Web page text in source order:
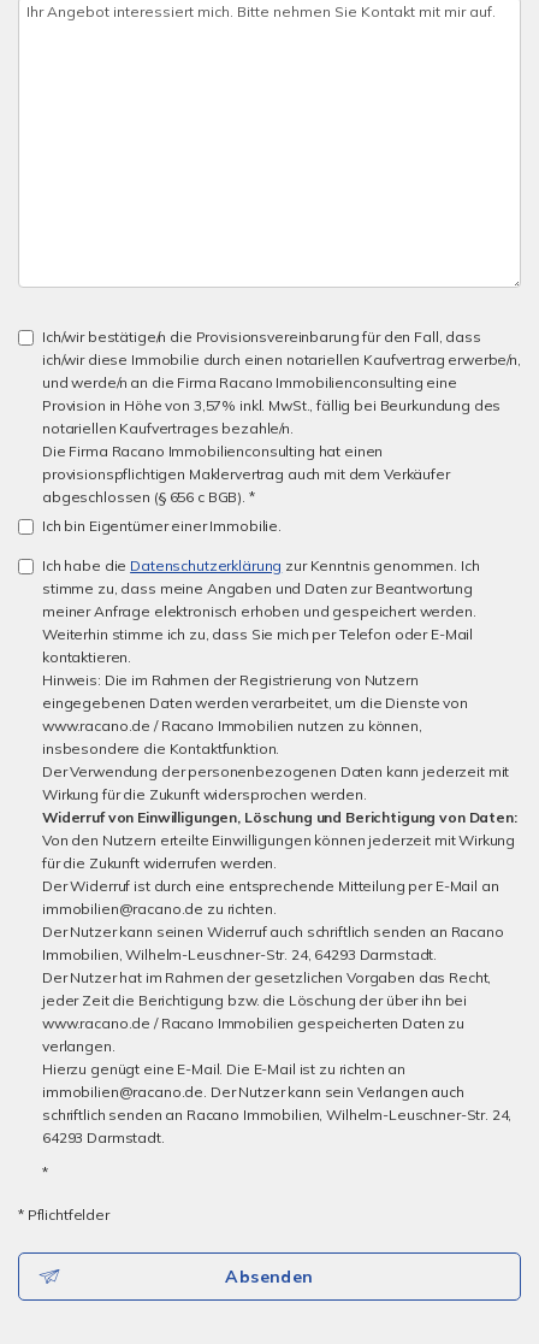
Ich/wir bestätige/n die Provisionsvereinbarung für den Fall, dass
ich/wir diese Immobilie durch einen notariellen Kaufvertrag erwerbe/n,
und werde/n an die Firma Racano Immobilienconsulting eine
Provision in Höhe von 3,57% inkl. MwSt., fällig bei Beurkundung des
notariellen Kaufvertrages bezahle/n.
Die Firma Racano Immobilienconsulting hat einen
provisionspflichtigen Maklervertrag auch mit dem Verkäufer
abgeschlossen (§ 656 c BGB). *
Ich bin Eigentümer einer Immobilie.
Ich habe die Datenschutzerklärung zur Kenntnis genommen. Ich
stimme zu, dass meine Angaben und Daten zur Beantwortung
meiner Anfrage elektronisch erhoben und gespeichert werden.
Weiterhin stimme ich zu, dass Sie mich per Telefon oder E-Mail
kontaktieren.
Hinweis: Die im Rahmen der Registrierung von Nutzern
eingegebenen Daten werden verarbeitet, um die Dienste von
www.racano.de / Racano Immobilien nutzen zu können,
insbesondere die Kontaktfunktion.
Der Verwendung der personenbezogenen Daten kann jederzeit mit
Wirkung für die Zukunft widersprochen werden.
Widerruf von Einwilligungen, Löschung und Berichtigung von Daten:
Von den Nutzern erteilte Einwilligungen können jederzeit mit Wirkung
für die Zukunft widerrufen werden.
Der Widerruf ist durch eine entsprechende Mitteilung per E-Mail an
immobilien@racano.de zu richten.
Der Nutzer kann seinen Widerruf auch schriftlich senden an Racano
Immobilien, Wilhelm-Leuschner-Str. 24, 64293 Darmstadt.
Der Nutzer hat im Rahmen der gesetzlichen Vorgaben das Recht,
jeder Zeit die Berichtigung bzw. die Löschung der über ihn bei
www.racano.de / Racano Immobilien gespeicherten Daten zu
verlangen.
Hierzu genügt eine E-Mail. Die E-Mail ist zu richten an
immobilien@racano.de. Der Nutzer kann sein Verlangen auch
schriftlich senden an Racano Immobilien, Wilhelm-Leuschner-Str. 24,
64293 Darmstadt.
*
* Pflichtfelder
Absenden